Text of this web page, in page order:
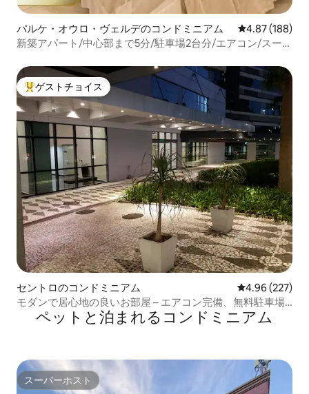
パルケ・オウロ・ヴェルデのコンドミニアム レビュー188
4.87 (188)
新築アパート/中心部まで5分/駐車場2台分/エアコン/スーパ
大好評のゲストチョイスです。
ゲストチョイス
セントロのコンドミニアム レビュー227
4.96 (227)
モダンで居心地の良いお部屋 – エアコン完備、無料駐車場
付き！ペットと泊まれるコンドミニアム
スーパーホスト
スーパーホスト